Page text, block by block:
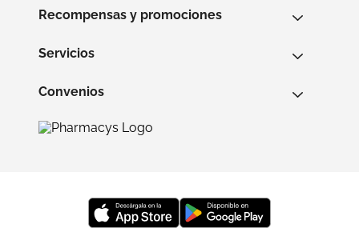
Recompensas y promociones
Servicios
Convenios